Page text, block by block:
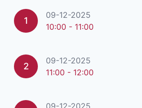
1
09-12-2025
10:00 - 11:00
2
09-12-2025
11:00 - 12:00
09-12-2025